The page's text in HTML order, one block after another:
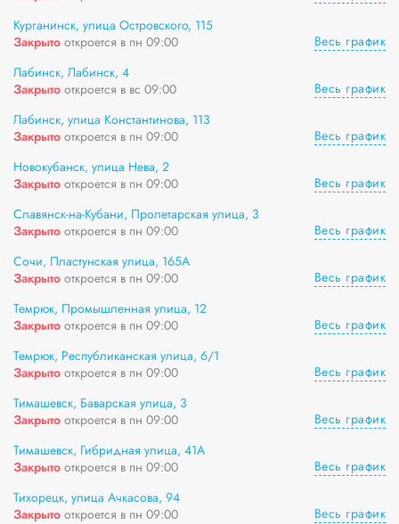
Курганинск, улица Островского, 115
Закрыто откроется в пн 09:00
Весь график
Лабинск, Лабинск, 4
Закрыто откроется в вс 09:00
Весь график
Лабинск, улица Константинова, 113
Закрыто откроется в пн 09:00
Весь график
Новокубанск, улица Нева, 2
Закрыто откроется в пн 09:00
Весь график
Славянск-на-Кубани, Пролетарская улица, 3
Закрыто откроется в пн 09:00
Весь график
Сочи, Пластунская улица, 165А
Закрыто откроется в пн 09:00
Весь график
Темрюк, Промышленная улица, 12
Закрыто откроется в пн 09:00
Весь график
Темрюк, Республиканская улица, 6/1
Закрыто откроется в пн 09:00
Весь график
Тимашевск, Баварская улица, 3
Закрыто откроется в пн 09:00
Весь график
Тимашевск, Гибридная улица, 41А
Закрыто откроется в пн 09:00
Весь график
Тихорецк, улица Ачкасова, 94
Закрыто откроется в пн 09:00
Весь график